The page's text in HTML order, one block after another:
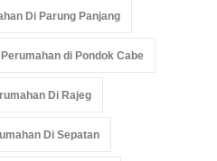
Di Parung Panjang
Perumahan di Pondok Cabe
Di Rajeg
Di Sepatan